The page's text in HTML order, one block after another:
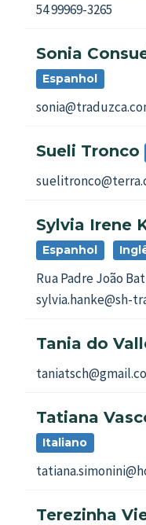
54 99969-3265
Sonia
Espanhol
Sueli Tronco
Sylvia Irene
Espanhol
Rua Padre João
sylvia.hanke@sh-
Tania do
Tatiana
Italiano
Terezinha